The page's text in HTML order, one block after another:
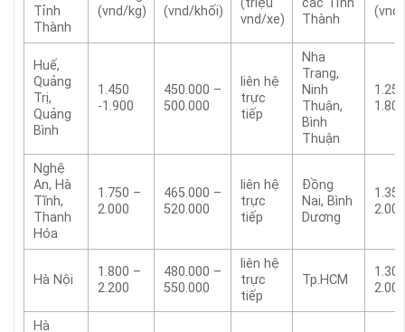
Tỉnh
Thành
(vnd/kg)
(vnd/khối)
vnd/xe)
Thành
Huế,
Quảng
Trị,
Quảng
Bình
1.450
-1.900
450.000 –
500.000
liên hệ
trực
tiếp
Nha
Trang,
Ninh
Thuận,
Bình
Thuận
1.800
Nghệ
An, Hà
Tĩnh,
Thanh
Hóa
1.750 –
2.000
465.000 –
520.000
liên hệ
trực
tiếp
Đồng
Nai, Bình
Dương
2.000
Hà Nội
1.800 –
2.200
480.000 –
550.000
liên hệ
trực
tiếp
Tp.HCM
2.000
Hà